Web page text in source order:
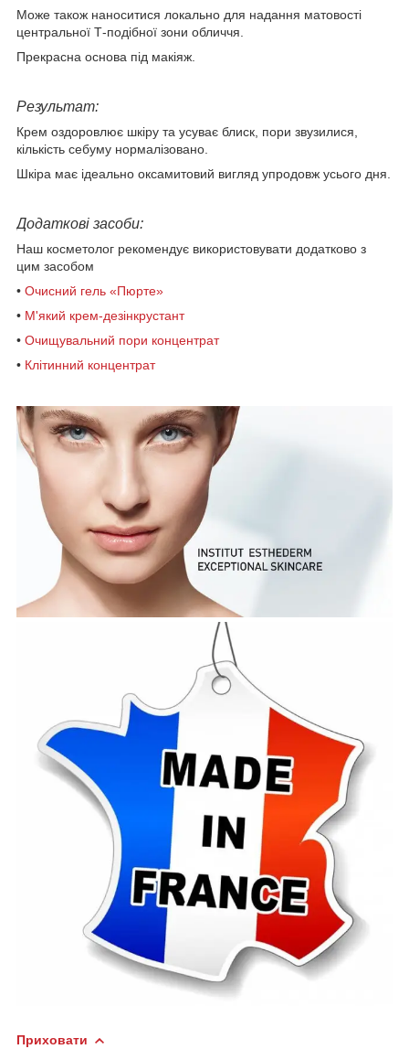
Може також наноситися локально для надання матовості
центральної Т-подібної зони обличчя.
Прекрасна основа під макіяж.
Результат:
Крем оздоровлює шкіру та усуває блиск, пори звузилися,
кількість себуму нормалізовано.
Шкіра має ідеально оксамитовий вигляд упродовж усього дня.
Додаткові засоби:
Наш косметолог рекомендує використовувати додатково з
цим засобом
• Очисний гель «Пюрте»
• М'який крем-дезінкрустант
• Очищувальний пори концентрат
• Клітинний концентрат
Приховати